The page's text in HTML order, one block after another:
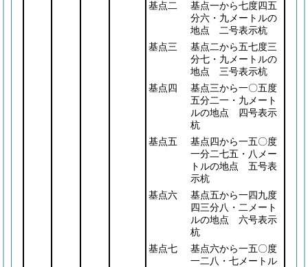
基点二
基点一から七度四五
分六・九メートルの
地点 二号表示杭
基点三
基点二から五七度三
分七・九メートルの
地点 三号表示杭
基点四
基点三から一〇五度
五分二一・九メート
ルの地点 四号表示
杭
基点五
基点四から一五〇度
一分二七五・八メー
トルの地点 五号表
示杭
基点六
基点五から一四九度
四三分八・二メート
ルの地点 六号表示
杭
基点七
基点六から一五〇度
一二八・七メートル